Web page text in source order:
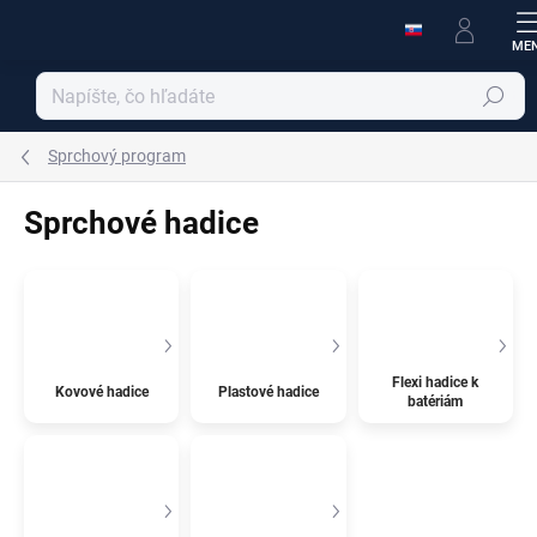
Hľadať
Sprchový program
Sprchové hadice
Kovové hadice Plastové hadice
Flexi hadice k
batériám